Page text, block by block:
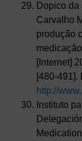
Dopico
Carvalho
produção
[Internet]
[480-491].
http://
Instituto